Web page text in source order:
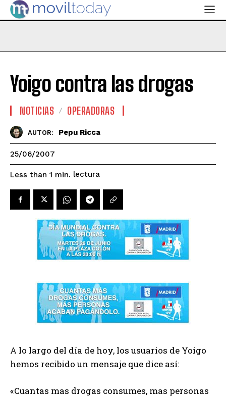
Yoigo contra las drogas
NOTICIAS OPERADORAS
AUTOR: Pepu Ricca
25/06/2007
Less than 1 min. lectura
A lo largo del día de hoy, los usuarios de Yoigo
hemos recibido un mensaje que dice así:
«Cuantas mas drogas consumes, mas personas